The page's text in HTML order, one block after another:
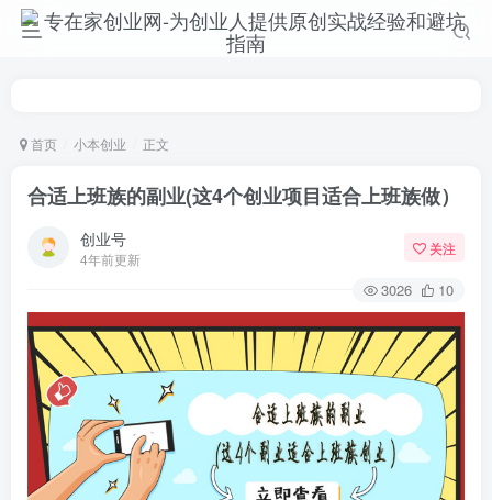
首页 小本创业 正文
合适上班族的副业(这4个创业项目适合上班族做）
创业号
4年前更新
关注
3026 10